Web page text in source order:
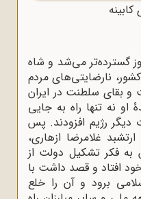
گسترده‌تر می‌شد و شاه
نارضایتی‌های مردم
و بقای سلطنت در ایران
نه ‌تنها راه به جایی
دیگر رژیم افزودند. پس
غلامرضا ازهاری،
به فکر تشکیل دولت از
افتاد و قصد داشت با
برود و آن ‌را خلع